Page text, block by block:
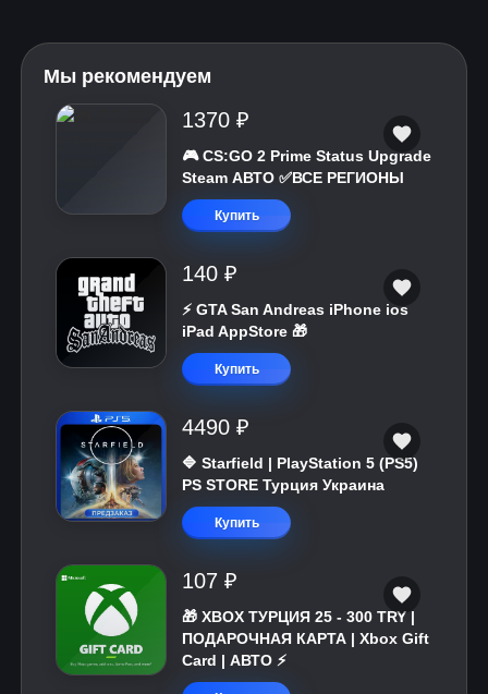
Мы рекомендуем
1370 ₽
🎮 CS:GO 2 Prime Status Upgrade
Steam АВТО ✅ВСЕ РЕГИОНЫ
Купить
140 ₽
⚡️ GTA San Andreas iPhone ios
iPad AppStore 🎁
Купить
4490 ₽
🔷 Starfield | PlayStation 5 (PS5)
PS STORE Турция Украина
Купить
107 ₽
🎁 XBOX ТУРЦИЯ 25 - 300 TRY |
ПОДАРОЧНАЯ КАРТА | Xbox Gift
Card | АВТО ⚡